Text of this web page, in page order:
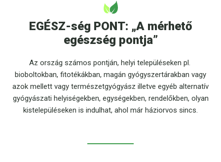
EGÉSZ-ség PONT: „A mérhető
egészség pontja”
Az ország számos pontján, helyi településeken pl.
bioboltokban, fitotékákban, magán gyógyszertárakban vagy
azok mellett vagy természetgyógyász illetve egyéb alternatív
gyógyászati helyiségekben, egységekben, rendelőkben, olyan
kistelepüléseken is indulhat, ahol már háziorvos sincs.